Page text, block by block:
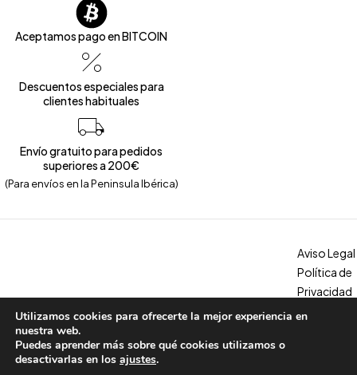
Aceptamos pago en BITCOIN
Descuentos especiales para
clientes habituales
Envío gratuito para pedidos
superiores a 200€
(Para envíos en la Peninsula Ibérica)
Copyright © 2026 – Calzados Marina. All Rights Reserved
Aviso Legal
Política de
Privacidad
Utilizamos cookies para ofrecerte la mejor experiencia en
nuestra web.
Puedes aprender más sobre qué cookies utilizamos o
desactivarlas en los ajustes.